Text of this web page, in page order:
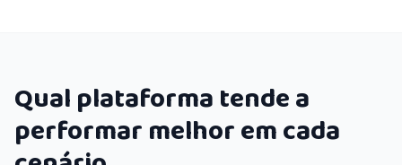
Qual plataforma tende a
performar melhor em cada